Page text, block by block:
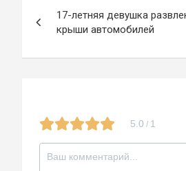
o
k
m
a
по
записям
17-летняя девушка
крыши автомобилей
5.0 / 1